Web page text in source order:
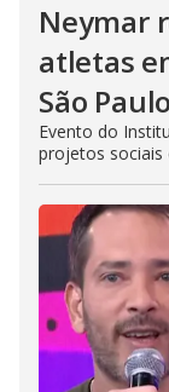
Neymar
atletas
São Paulo
Evento do
projetos sociais